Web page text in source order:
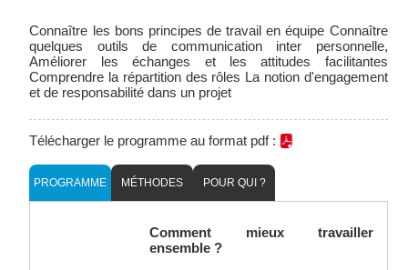
Connaître les bons principes de travail en équipe Connaître
quelques outils de communication inter personnelle,
Améliorer les échanges et les attitudes facilitantes
Comprendre la répartition des rôles La notion d'engagement
et de responsabilité dans un projet
Télécharger le programme au format pdf :
PROGRAMME MÉTHODES POUR QUI ?
Comment mieux travailler
ensemble ?